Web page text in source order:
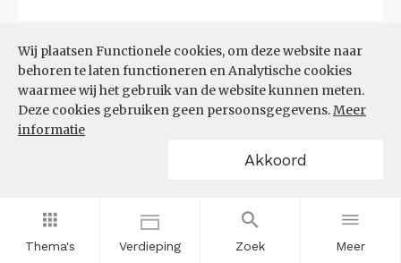
Thema's Verdieping Zoek Meer
Wij plaatsen Functionele cookies, om deze website naar
behoren te laten functioneren en Analytische cookies
waarmee wij het gebruik van de website kunnen meten.
Deze cookies gebruiken geen persoonsgegevens.Meer
informatie
Akkoord
TOP 10 REGIO'S MET KLEINSTE
AANDEEL TEKORT AAN
ARBEIDSKRACHTEN
Filters